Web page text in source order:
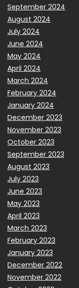
September 2024
August 2024
July 2024
June 2024
May 2024
April 2024
March 2024
February 2024
January 2024
December 2023
November 2023
October 2023
September 2023
August 2023
July 2023
June 2023
May 2023
April 2023
March 2023
February 2023
January 2023
December 2022
November 2022